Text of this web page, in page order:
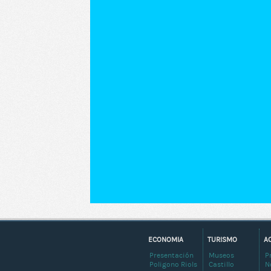
TURISMO
Museos
Castillo
ECONOMIA
Presentación
Poligono Riols